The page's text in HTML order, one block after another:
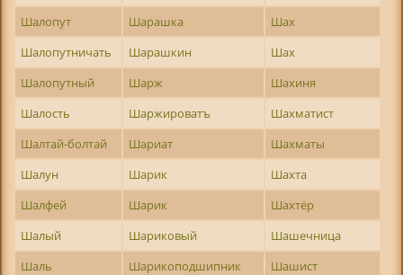
Шалопут
Шарашка
Шах
Шалопутничать
Шарашкин
Шах
Шалопутный
Шарж
Шахиня
Шалость
Шаржироватъ
Шахматист
Шалтай-болтай
Шариат
Шахматы
Шалун
Шарик
Шахта
Шалфей
Шарик
Шахтёр
Шалый
Шариковый
Шашечница
Шаль
Шарикоподшипник
Шашист